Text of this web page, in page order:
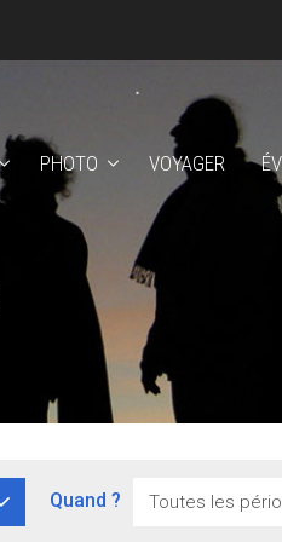
PHOTO VOYAGER
Quand ?